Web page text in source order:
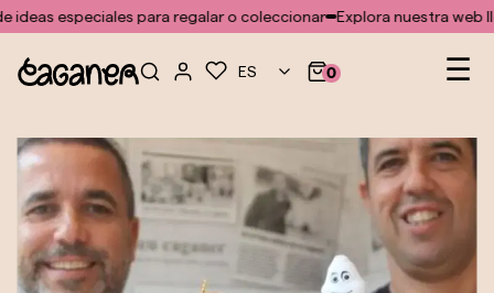
No se ha encontrado ninguna plantilla para el módulo doofinder
especiales para regalar o coleccionar Explora nuestra web
☰
ES 0